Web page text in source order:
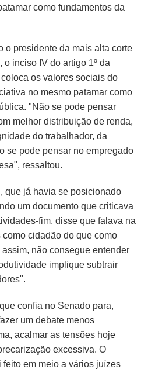
como fundamentos da
o presidente da mais alta corte
o inciso IV do artigo 1º da
os valores sociais do
no mesmo patamar como
"Não se pode pensar
melhor distribuição de renda,
do trabalhador, da
se pode pensar no empregado
ressaltou.
, que já havia se posicionado
um documento que criticava
fim, disse que falava na
cidadão do que como
não consegue entender
implique subtrair
confia no Senado para,
um debate menos
acalmar as tensões hoje
excessiva. O
feito em meio a vários juízes